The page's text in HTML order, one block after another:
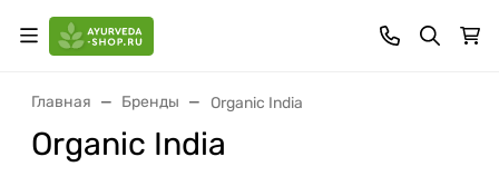
Главная Бренды Organic India
Organic India